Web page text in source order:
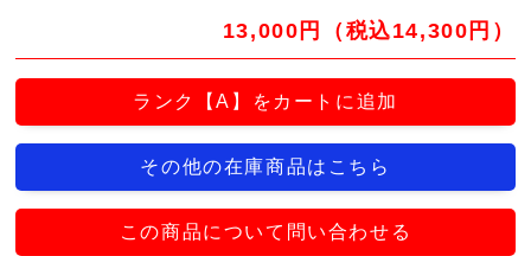
13,000円（税込14,300円）
ランク【A】をカートに追加
その他の在庫商品はこちら
この商品について問い合わせる